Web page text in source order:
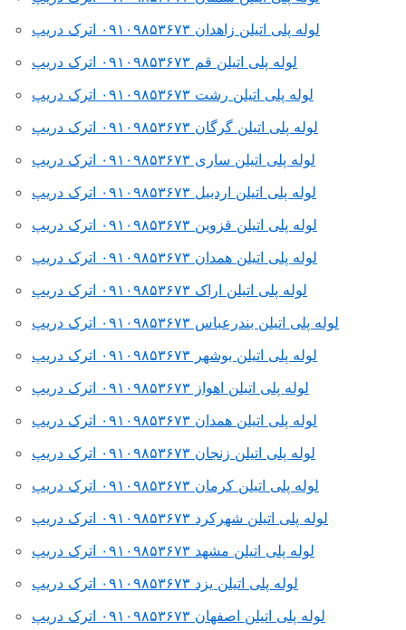
لوله پلی اتیلن زاهدان ۰۹۱۰۹۸۵۳۶۷۳ اترک دریپ
لوله پلی اتیلن قم ۰۹۱۰۹۸۵۳۶۷۳ اترک دریپ
لوله پلی اتیلن رشت ۰۹۱۰۹۸۵۳۶۷۳ اترک دریپ
لوله پلی اتیلن گرگان ۰۹۱۰۹۸۵۳۶۷۳ اترک دریپ
لوله پلی اتیلن ساری ۰۹۱۰۹۸۵۳۶۷۳ اترک دریپ
لوله پلی اتیلن اردبیل ۰۹۱۰۹۸۵۳۶۷۳ اترک دریپ
لوله پلی اتیلن قزوین ۰۹۱۰۹۸۵۳۶۷۳ اترک دریپ
لوله پلی اتیلن همدان ۰۹۱۰۹۸۵۳۶۷۳ اترک دریپ
لوله پلی اتیلن اراک ۰۹۱۰۹۸۵۳۶۷۳ اترک دریپ
لوله پلی اتیلن بندرعباس ۰۹۱۰۹۸۵۳۶۷۳ اترک دریپ
لوله پلی اتیلن بوشهر ۰۹۱۰۹۸۵۳۶۷۳ اترک دریپ
لوله پلی اتیلن اهواز ۰۹۱۰۹۸۵۳۶۷۳ اترک دریپ
لوله پلی اتیلن همدان ۰۹۱۰۹۸۵۳۶۷۳ اترک دریپ
لوله پلی اتیلن زنجان ۰۹۱۰۹۸۵۳۶۷۳ اترک دریپ
لوله پلی اتیلن کرمان ۰۹۱۰۹۸۵۳۶۷۳ اترک دریپ
لوله پلی اتیلن شهرکرد ۰۹۱۰۹۸۵۳۶۷۳ اترک دریپ
لوله پلی اتیلن مشهد ۰۹۱۰۹۸۵۳۶۷۳ اترک دریپ
لوله پلی اتیلن یزد ۰۹۱۰۹۸۵۳۶۷۳ اترک دریپ
لوله پلی اتیلن اصفهان ۰۹۱۰۹۸۵۳۶۷۳ اترک دریپ